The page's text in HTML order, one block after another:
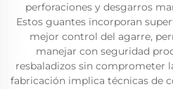
perforaciones y desgarros
Estos guantes incorporan
mejor control del agarre,
manejar con seguridad
resbaladizos sin comprometer
fabricación implica técnicas de